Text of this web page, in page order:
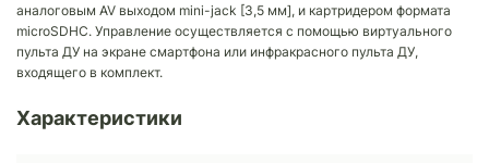
аналоговым AV выходом mini-jack [3,5 мм], и картридером формата
microSDHC. Управление осуществляется с помощью виртуального
пульта ДУ на экране смартфона или инфракрасного пульта ДУ,
входящего в комплект.
Характеристики